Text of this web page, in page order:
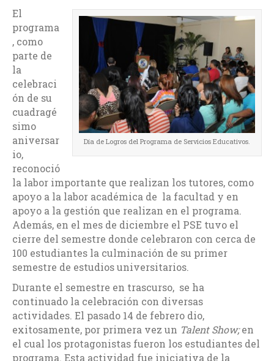
Día de Logros del Programa de Servicios Educativos.
El
programa
, como
parte de
la
celebraci
ón de su
cuadragé
simo
aniversar
io,
reconoció
la labor importante que realizan los tutores, como
apoyo a la labor académica de la facultad y en
apoyo a la gestión que realizan en el programa.
Además, en el mes de diciembre el PSE tuvo el
cierre del semestre donde celebraron con cerca de
100 estudiantes la culminación de su primer
semestre de estudios universitarios.
Durante el semestre en trascurso, se ha
continuado la celebración con diversas
actividades. El pasado 14 de febrero dio,
exitosamente, por primera vez un Talent Show;en
el cual los protagonistas fueron los estudiantes del
programa. Esta actividad fue iniciativa de la